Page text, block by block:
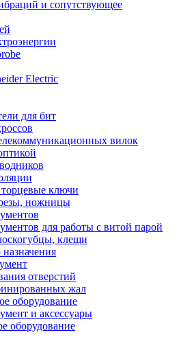
и сопутствующее
Electric
для бит
вилок
ключи
ножницы
для работы с витой парой
клещи
отверстий
жал
оборудование
и аксессуары
оборудование